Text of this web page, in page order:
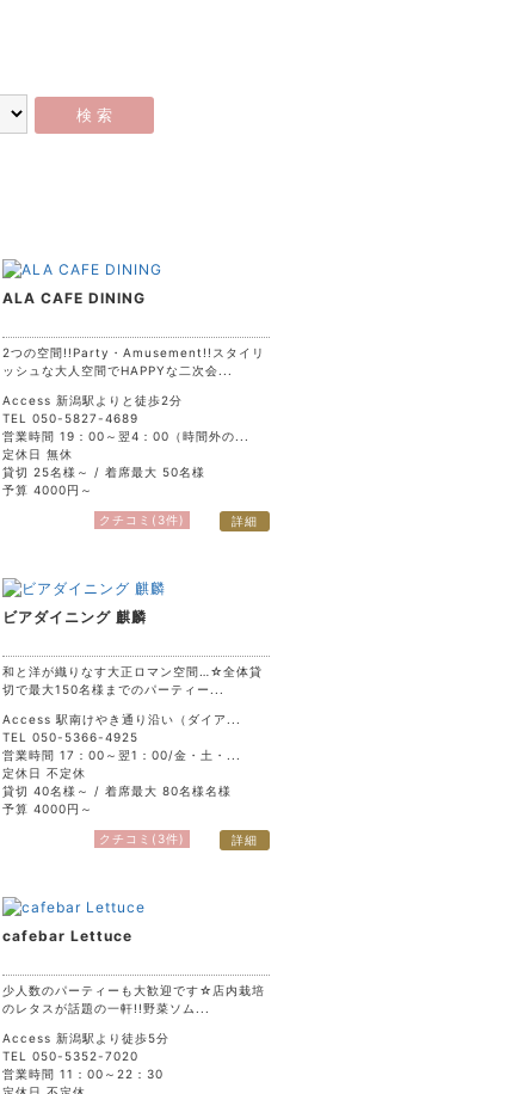
ALA CAFE DINING
2つの空間!!Party・Amusement!!スタイリ
ッシュな大人空間でHAPPYな二次会...
Access 新潟駅よりと徒歩2分
TEL 050-5827-4689
営業時間 19：00～翌4：00（時間外の...
定休日 無休
貸切 25名様～ / 着席最大 50名様
予算 4000円～
クチコミ(3件) 詳細
ビアダイニング 麒麟
和と洋が織りなす大正ロマン空間…☆全体貸
切で最大150名様までのパーティー...
Access 駅南けやき通り沿い（ダイア...
TEL 050-5366-4925
営業時間 17：00～翌1：00/金・土・...
定休日 不定休
貸切 40名様～ / 着席最大 80名様名様
予算 4000円～
クチコミ(3件) 詳細
cafebar Lettuce
少人数のパーティーも大歓迎です☆店内栽培
のレタスが話題の一軒!!野菜ソム...
Access 新潟駅より徒歩5分
TEL 050-5352-7020
営業時間 11：00～22：30